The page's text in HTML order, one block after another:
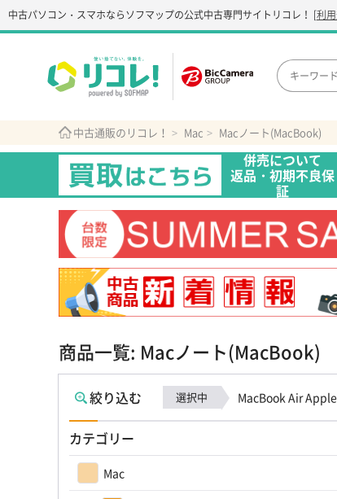
中古パソコン・スマホならソフマップの公式中古専門サイト リコレ！ [利
中古通販のリコレ！ Mac Macノート(MacBook)
併売について
返品・初期不良保
証
商品一覧: Macノート(MacBook)
絞り込む 選択中 MacBook Air
カテゴリー
Mac